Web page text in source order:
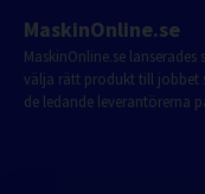
MaskinOnline.se
MaskinOnline.se
välja rätt produkt till jobbet
de ledande leverantörerna